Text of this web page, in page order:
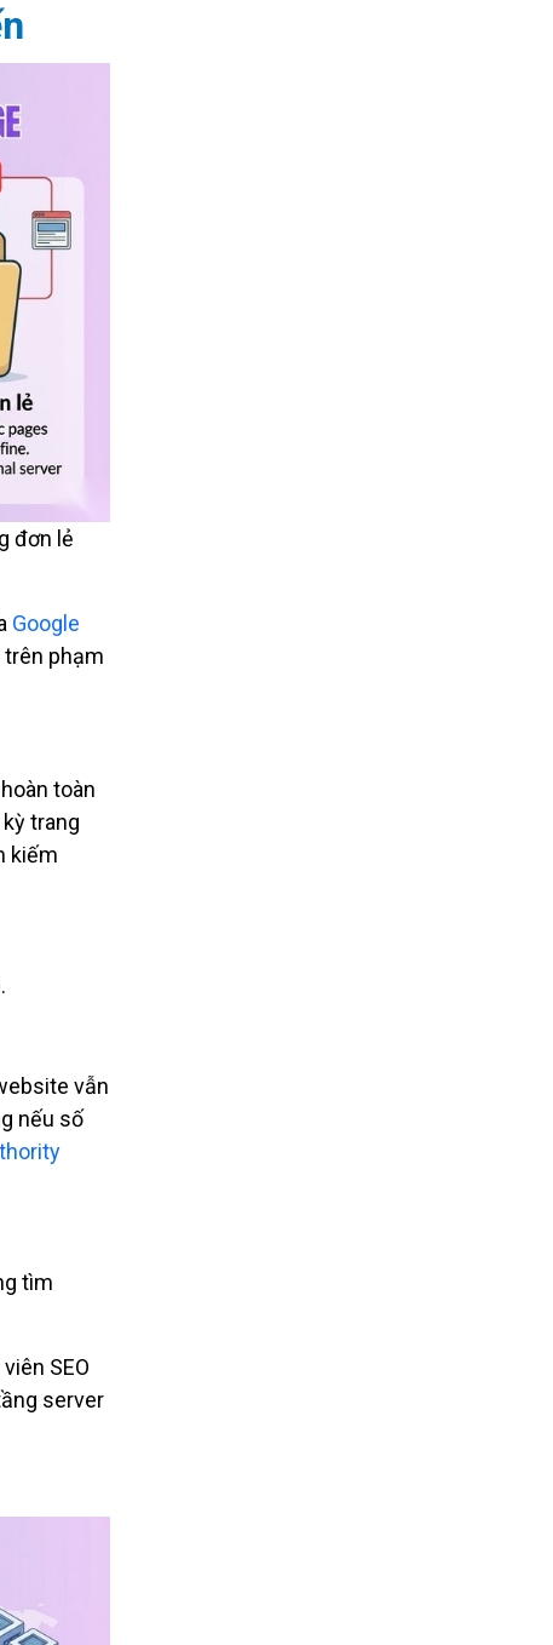
đơn lẻ
Google
trên phạm
toàn
trang
kiếm
vẫn
nếu số
tìm
SEO
server